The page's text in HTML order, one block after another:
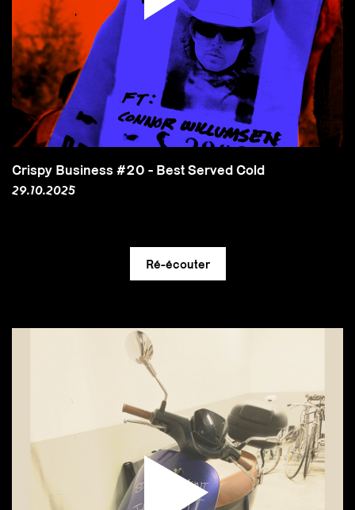
Crispy Business #20 - Best Served Cold
29.10.2025